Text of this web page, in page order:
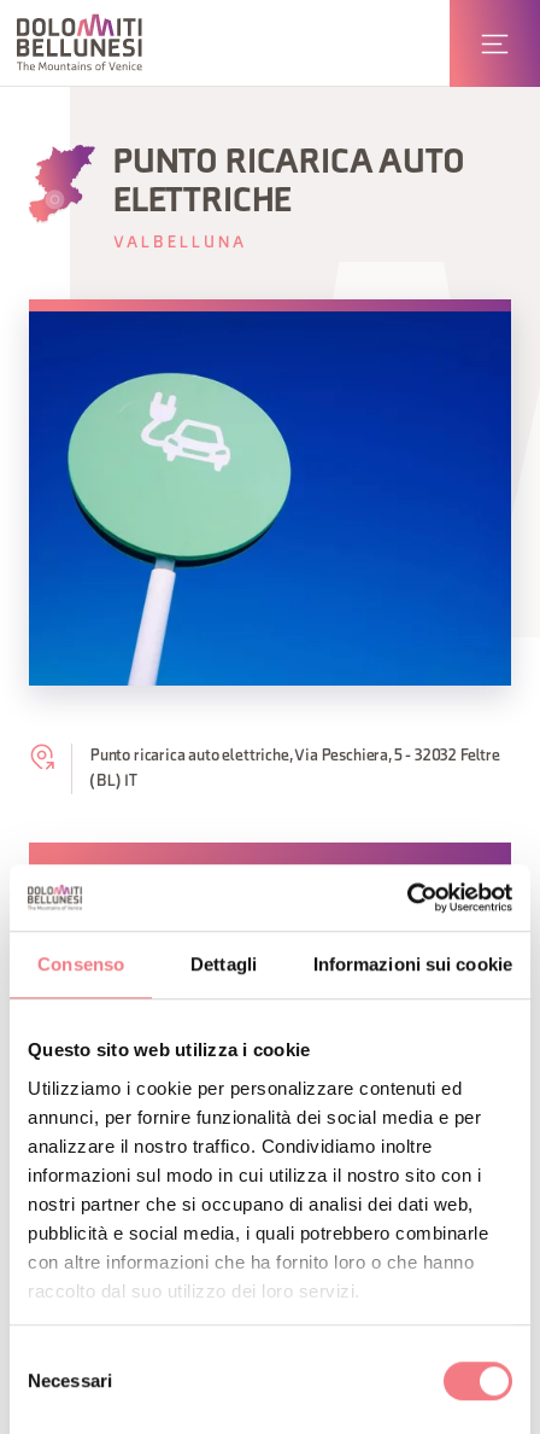
Consenso Dettagli Informazioni sui cookie
Questo sito web utilizza i cookie
Utilizziamo i cookie per personalizzare contenuti ed
annunci, per fornire funzionalità dei social media e per
analizzare il nostro traffico. Condividiamo inoltre
informazioni sul modo in cui utilizza il nostro sito con i
nostri partner che si occupano di analisi dei dati web,
pubblicità e social media, i quali potrebbero combinarle
con altre informazioni che ha fornito loro o che hanno
raccolto dal suo utilizzo dei loro servizi.
delNecessari
PUNTO RICARICA AUTO
ELETTRICHE
VALBELLUNA
Punto ricarica auto elettriche, Via Peschiera, 5 - 32032 Feltre
(BL) IT
RESTA IN CONTATTO
Iscriviti alla newsletter delle Dolomiti Bellunesi!
Riceverai notizie, informazioni, itinerari, idee e
consigli per la tua vacanza in ogni stagione.
ISCRIVITI ALLA NEWSLETTER